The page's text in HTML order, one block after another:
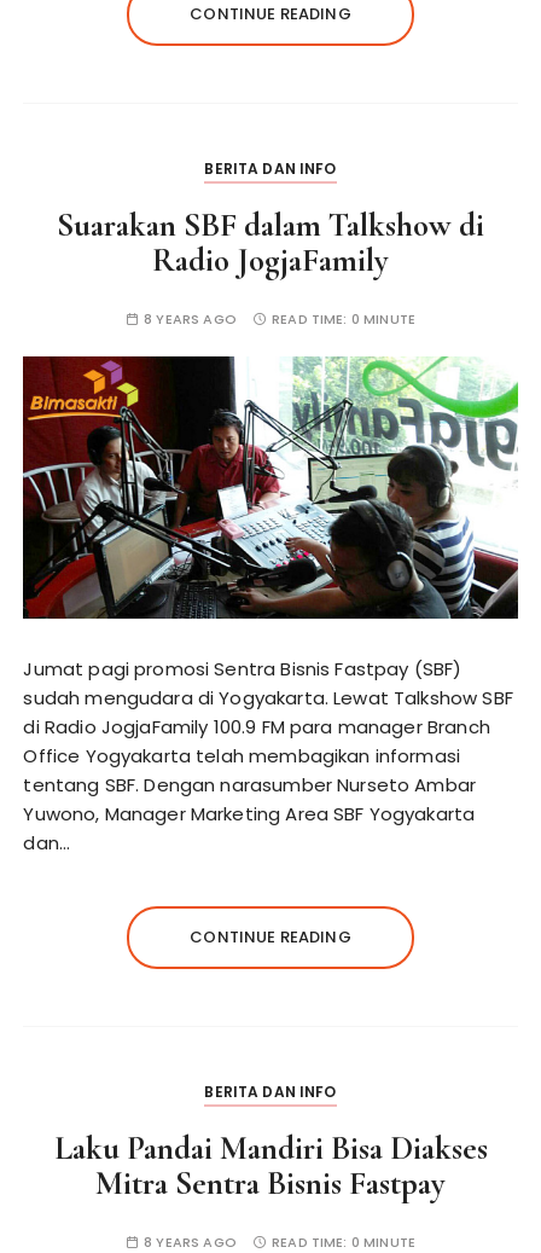
CONTINUE READING
BERITA DAN INFO
Suarakan SBF dalam Talkshow di
Radio JogjaFamily
8 YEARS AGO READ TIME: 0 MINUTE
Jumat pagi promosi Sentra Bisnis Fastpay (SBF)
sudah mengudara di Yogyakarta. Lewat Talkshow SBF
di Radio JogjaFamily 100.9 FM para manager Branch
Office Yogyakarta telah membagikan informasi
tentang SBF. Dengan narasumber Nurseto Ambar
Yuwono, Manager Marketing Area SBF Yogyakarta
dan…
CONTINUE READING
BERITA DAN INFO
Laku Pandai Mandiri Bisa Diakses
Mitra Sentra Bisnis Fastpay
8 YEARS AGO READ TIME: 0 MINUTE